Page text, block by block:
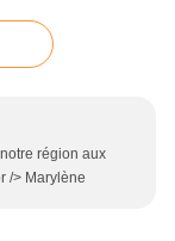
région aux
/> Marylène